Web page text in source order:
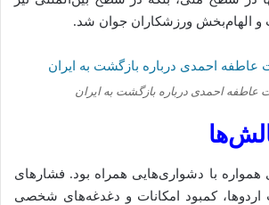
و الهام‌بخش ورزشکاران جوان شد.
عاطفه احمدی درباره بازگشت به ایران
با دشواری‌هایی همراه بود. فشارهای
کمبود امکانات و دغدغه‌های شخصی